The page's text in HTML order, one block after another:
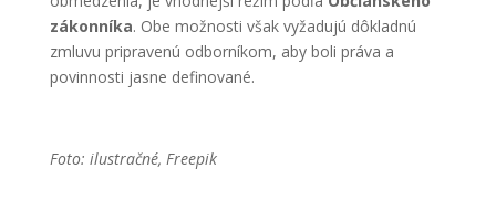
zákonníka. Obe možnosti však vyžadujú dôkladnú
zmluvu pripravenú odborníkom, aby boli práva a
povinnosti jasne definované.
Foto: ilustračné, Freepik